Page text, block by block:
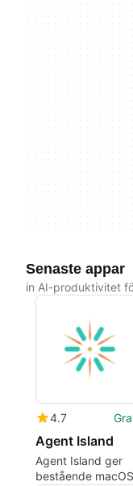
Senaste appar
in AI-produktivitet
4.7
Agent Island
Agent Island ger
bestående